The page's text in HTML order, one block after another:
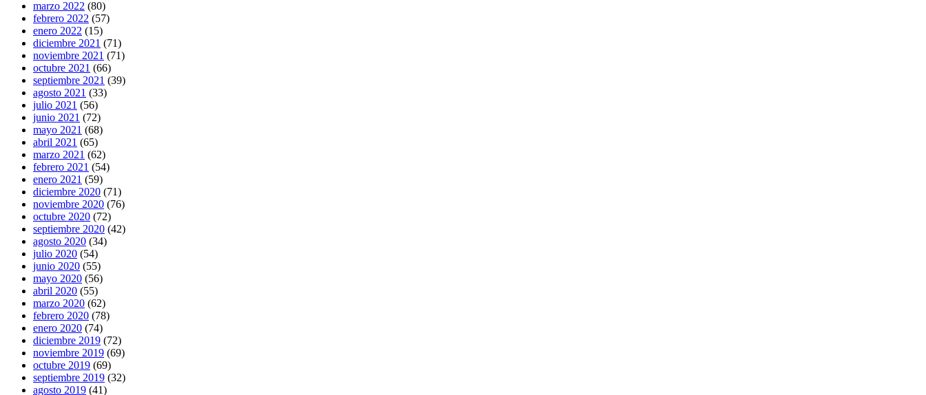
marzo 2022 (80)
febrero 2022 (57)
enero 2022 (15)
diciembre 2021 (71)
noviembre 2021 (71)
octubre 2021 (66)
septiembre 2021 (39)
agosto 2021 (33)
julio 2021 (56)
junio 2021 (72)
mayo 2021 (68)
abril 2021 (65)
marzo 2021 (62)
febrero 2021 (54)
enero 2021 (59)
diciembre 2020 (71)
noviembre 2020 (76)
octubre 2020 (72)
septiembre 2020 (42)
agosto 2020 (34)
julio 2020 (54)
junio 2020 (55)
mayo 2020 (56)
abril 2020 (55)
marzo 2020 (62)
febrero 2020 (78)
enero 2020 (74)
diciembre 2019 (72)
noviembre 2019 (69)
octubre 2019 (69)
septiembre 2019 (32)
agosto 2019 (41)